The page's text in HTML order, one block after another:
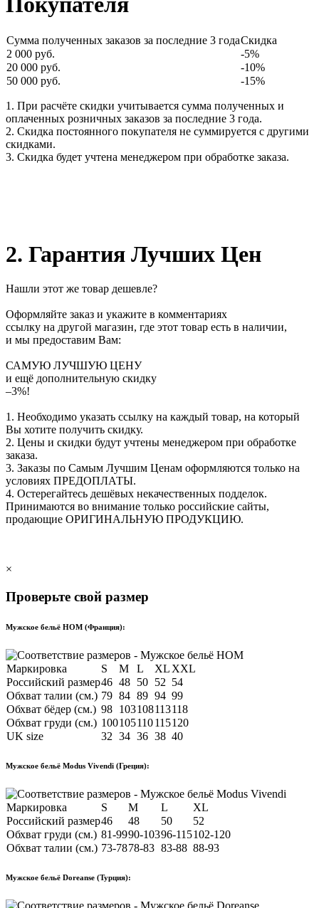
Сумма полученных заказов за последние 3 годаСкидка
2 000 руб.
-5%
20 000 руб.
-10%
50 000 руб.
-15%
1. При расчёте скидки учитывается сумма полученных и
оплаченных розничных заказов за последние 3 года.
2. Скидка постоянного покупателя не суммируется с другими
скидками.
3. Скидка будет учтена менеджером при обработке заказа.
2. Гарантия Лучших Цен
Нашли этот же товар дешевле?
Оформляйте заказ и укажите в комментариях
ссылку на другой магазин, где этот товар есть в наличии,
и мы предоставим Вам:
САМУЮ ЛУЧШУЮ ЦЕНУ
и ещё дополнительную скидку
–3%!
1. Необходимо указать ссылку на каждый товар, на который
Вы хотите получить скидку.
2. Цены и скидки будут учтены менеджером при обработке
заказа.
3. Заказы по Самым Лучшим Ценам оформляются только на
условиях ПРЕДОПЛАТЫ.
4. Остерегайтесь дешёвых некачественных подделок.
Принимаются во внимание только российские сайты,
продающие ОРИГИНАЛЬНУЮ ПРОДУКЦИЮ.
×
Проверьте свой размер
Мужское бельё HOM (Франция):
Маркировка S M L XL XXL
Российский размер46 48 50 52 54
Обхват талии (см.) 79 84 89 94 99
Обхват бёдер (см.) 98 103108113118
Обхват груди (см.) 100105110115120
UK size
32 34 36 38 40
Мужское бельё Modus Vivendi (Греция):
Маркировка S M L
XL
Российский размер46 48 50
52
Обхват груди (см.) 81-9990-10396-115102-120
Обхват талии (см.) 73-7878-83 83-88 88-93
Мужское бельё Doreanse (Турция):